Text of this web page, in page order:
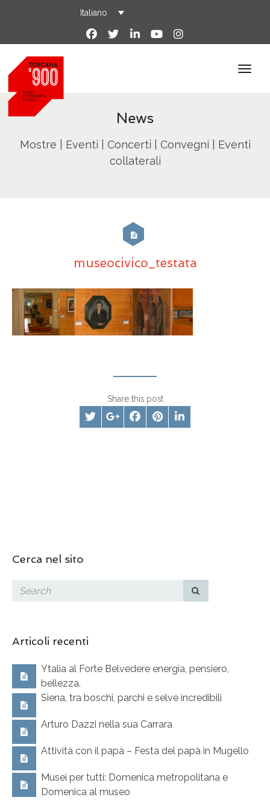
Italiano
News
Mostre | Eventi | Concerti | Convegni | Eventi
collaterali
museocivico_testata
Share this post
Cerca nel sito
Articoli recenti
Ytalia al Forte Belvedere energia, pensiero,
bellezza.
Siena, tra boschi, parchi e selve incredibili
Arturo Dazzi nella sua Carrara
Attività con il papà – Festa del papà in Mugello
Musei per tutti: Domenica metropolitana e
Domenica al museo